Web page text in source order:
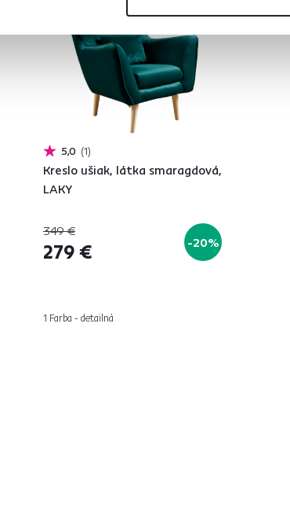
5,0 1
Kreslo ušiak, látka smaragdová,
LAKY
349 €
279 € -20%
1 Farba - detailná